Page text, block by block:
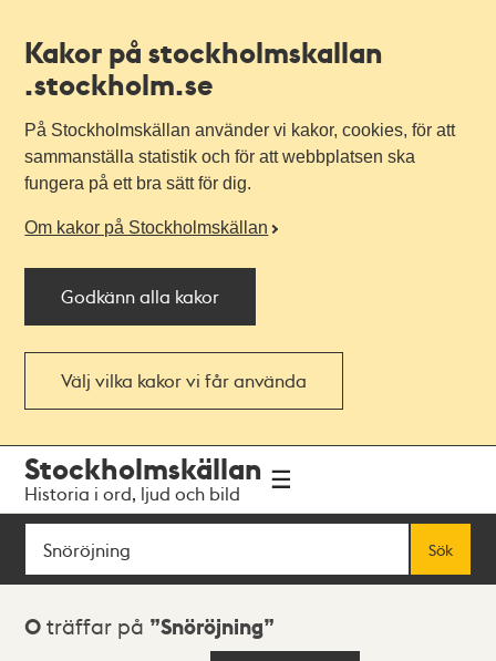
Kakor på stockholmskallan
.stockholm.se
På Stockholmskällan använder vi kakor, cookies, för att
sammanställa statistik och för att webbplatsen ska
fungera på ett bra sätt för dig.
Om kakor på Stockholmskällan
Godkänn alla kakor
Välj vilka kakor vi får använda
navigationen
huvudinnehållet
Stockholmskällan
Historia i ord, ljud och bild
Sök
Sök
Sökresultat
0 träffar på Snöröjning